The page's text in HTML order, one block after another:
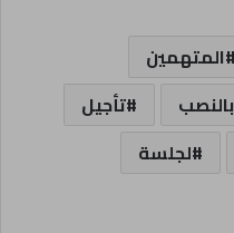
المتهمين
بالنصب
تأجيل
لجلسة